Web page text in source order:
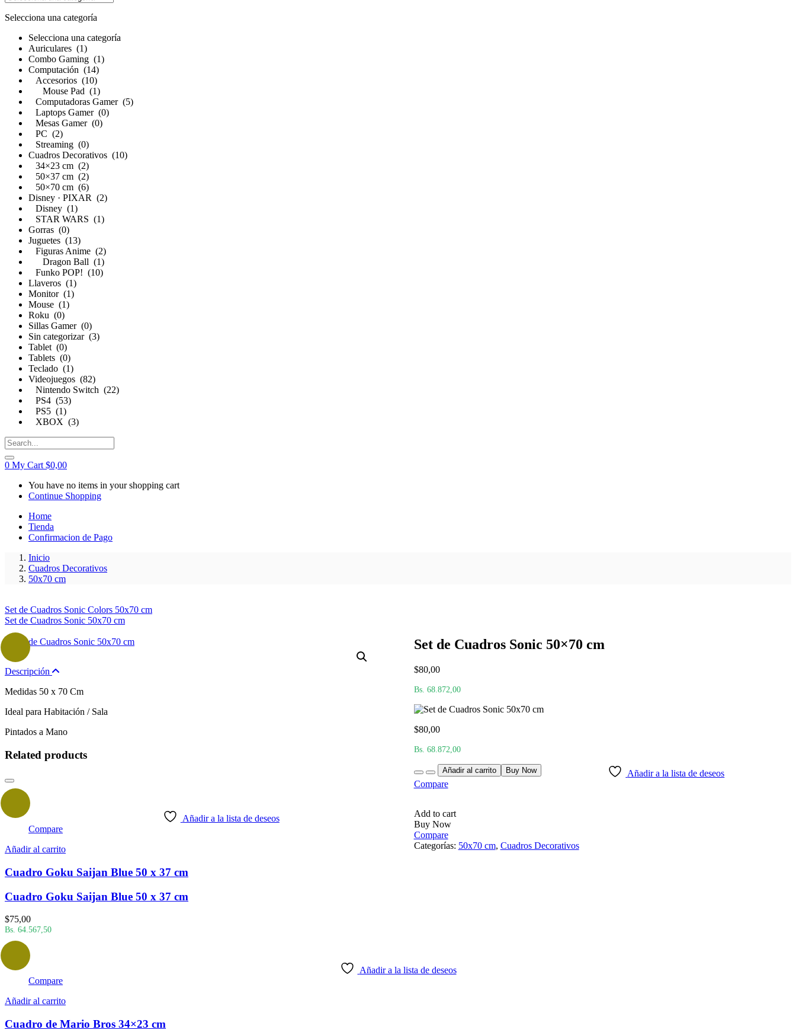
Selecciona una categoría
Selecciona una categoría
Auriculares (1)
Combo Gaming (1)
Computación (14)
Accesorios (10)
Mouse Pad (1)
Computadoras Gamer (5)
Laptops Gamer (0)
Mesas Gamer (0)
PC (2)
Streaming (0)
Cuadros Decorativos (10)
34×23 cm (2)
50×37 cm (2)
50×70 cm (6)
Disney · PIXAR (2)
Disney (1)
STAR WARS (1)
Gorras (0)
Juguetes (13)
Figuras Anime (2)
Dragon Ball (1)
Funko POP! (10)
Llaveros (1)
Monitor (1)
Mouse (1)
Roku (0)
Sillas Gamer (0)
Sin categorizar (3)
Tablet (0)
Tablets (0)
Teclado (1)
Videojuegos (82)
Nintendo Switch (22)
PS4 (53)
PS5 (1)
XBOX (3)
0 My Cart $0,00
You have no items in your shopping cart
Continue Shopping
Home
Tienda
Confirmacion de Pago
Inicio
Cuadros Decorativos
50x70 cm
Set de Cuadros Sonic Colors 50x70 cm
Set de Cuadros Sonic 50x70 cm
Set de Cuadros Sonic 50×70 cm
$80,00
Bs. 68.872,00
$80,00
Bs. 68.872,00
QuantityAñadir al carrito Buy Now
Añadir a la lista de deseos
Compare
Add to cart
Buy Now
Compare
Categorías: 50x70 cm, Cuadros Decorativos
Descripción
Medidas 50 x 70 Cm
Ideal para Habitación / Sala
Pintados a Mano
Related products
Añadir a la lista de deseos
Compare
Añadir al carrito
Cuadro Goku Saijan Blue 50 x 37 cm
Cuadro Goku Saijan Blue 50 x 37 cm
$75,00
Bs. 64.567,50
Añadir a la lista de deseos
Compare
Añadir al carrito
Cuadro de Mario Bros 34×23 cm